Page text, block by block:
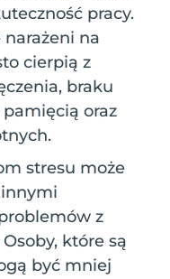
pracy.
narażeni na
cierpią z
braku
oraz
stresu może
z
które są
być mniej